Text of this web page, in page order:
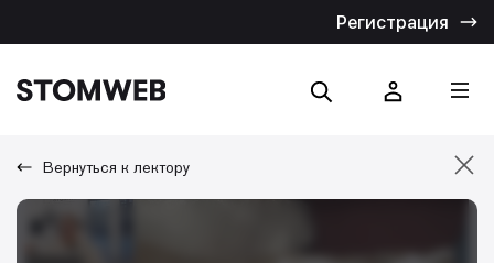
Регистрация
Вернуться к лектору
Отмена
Искать по тексту